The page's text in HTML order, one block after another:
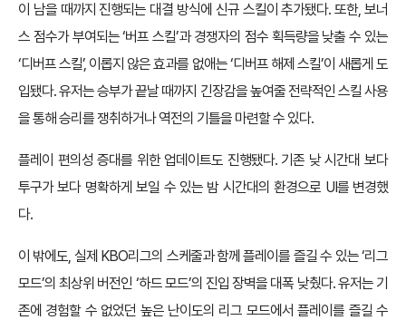
이 남을 때까지 진행되는 대결 방식에 신규 스킬이 추가됐다. 또한, 보너
스 점수가 부여되는 ‘버프 스킬’과 경쟁자의 점수 획득량을 낮출 수 있는
‘디버프 스킬’, 이롭지 않은 효과를 없애는 ‘디버프 해제 스킬’이 새롭게 도
입됐다. 유저는 승부가 끝날 때까지 긴장감을 높여줄 전략적인 스킬 사용
을 통해 승리를 쟁취하거나 역전의 기틀을 마련할 수 있다.
플레이 편의성 증대를 위한 업데이트도 진행됐다. 기존 낮 시간대 보다
투구가 보다 명확하게 보일 수 있는 밤 시간대의 환경으로 UI를 변경했
다.
이 밖에도, 실제 KBO리그의 스케줄과 함께 플레이를 즐길 수 있는 ‘리그
모드’의 최상위 버전인 ‘하드 모드’의 진입 장벽을 대폭 낮췄다. 유저는 기
존에 경험할 수 없었던 높은 난이도의 리그 모드에서 플레이를 즐길 수